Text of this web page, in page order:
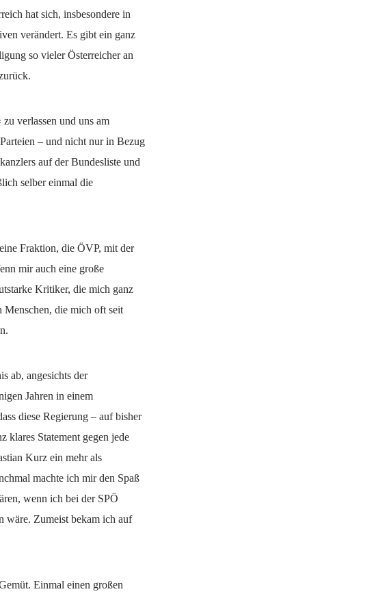
hat sich, insbesondere in
verändert. Es gibt ein ganz
so vieler Österreicher an
verlassen und uns am
– und nicht nur in Bezug
auf der Bundesliste und
selber einmal die
Fraktion, die ÖVP, mit der
mir auch eine große
Kritiker, die mich ganz
Menschen, die mich oft seit
ab, angesichts der
Jahren in einem
diese Regierung – auf bisher
klares Statement gegen jede
Kurz ein mehr als
machte ich mir den Spaß
wenn ich bei der SPÖ
wäre. Zumeist bekam ich auf
Einmal einen großen